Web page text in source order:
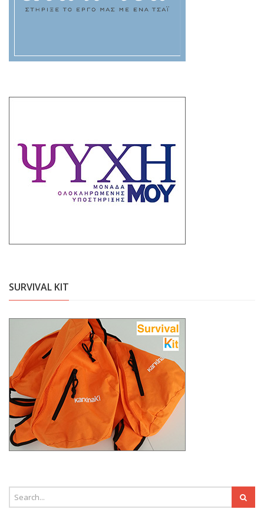
SURVIVAL KIT